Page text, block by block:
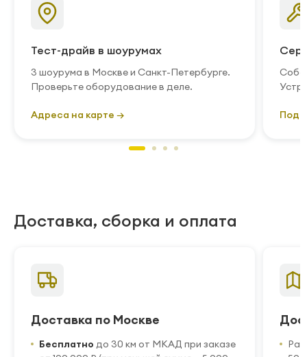
Тест-драйв в шоурумах
3 шоурума в Москве и Санкт-Петербурге.
Проверьте оборудование в деле.
Адреса на карте →
Доставка, сборка и оплата
Доставка по Москве
Бесплатно до 30 км от МКАД при заказе